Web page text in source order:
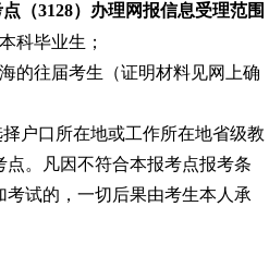
（3128）办理网报信息受理范围
科毕业生；
的往届考生（证明材料见网上确
户口所在地或工作所在地省级教
。
凡因不符合本报考点报考条
试的，一切后果由考生本人承